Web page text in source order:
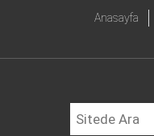
Anasayfa